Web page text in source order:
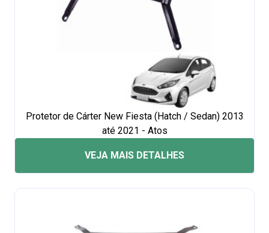
Protetor de Cárter New Fiesta (Hatch / Sedan) 2013
até 2021 - Atos
VEJA MAIS DETALHES